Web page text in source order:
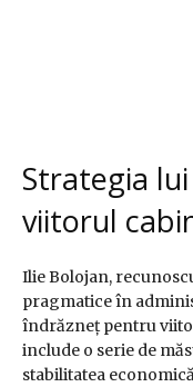
Strategia
viitorul
Ilie Bolojan,
pragmatice în
îndrăzneț pentru
include o serie de
stabilitatea